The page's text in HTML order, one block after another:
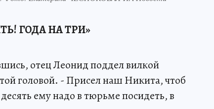
ГОДА НА ТРИ»
отец Леонид поддел вилкой
головой. - Присел наш Никита, чтоб
ему надо в тюрьме посидеть, в